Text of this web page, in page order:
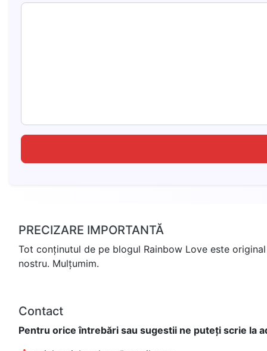
PRECIZARE IMPORTANTĂ
Tot conținutul de pe blogul Rainbow Love este
nostru. Mulțumim.
Contact
Pentru orice întrebări sau sugestii ne puteți scrie la